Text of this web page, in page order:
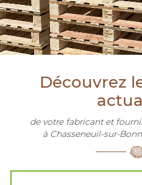
Découvrez
de votre fabricant et
à Chasseneuil-sur-